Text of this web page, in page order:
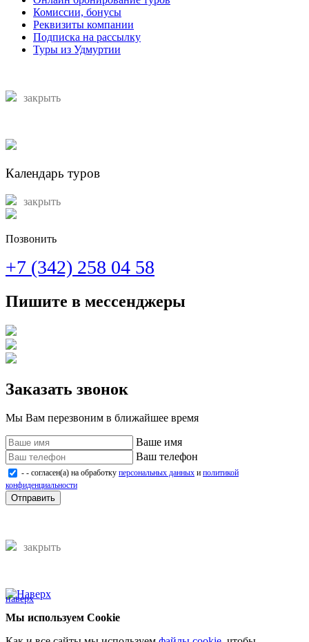
Комиссии, бонусы
Реквизиты компании
Подписка на рассылку
Туры из Удмуртии
закрыть
Календарь туров
закрыть
Позвонить
+7 (342) 258 04 58
Пишите в мессенджеры
Заказать звонок
Мы Вам перезвоним в ближайшее время
Ваше имя
Ваш телефон
- - согласен(а) на обработку персональных данных и политикой
конфиденциальности
Отправить
закрыть
наверх
Мы используем Cookie